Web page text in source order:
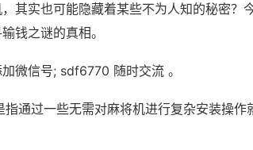
其实也可能隐藏着某些不为人知的秘密？
钱之谜的真相。
微信号; sdf6770 随时交流 。
通过一些无需对麻将机进行复杂安装操作